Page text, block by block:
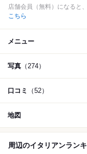
店舗会員（無料）になると
こちら
メニュー
写真 （274）
口コミ （52）
地図
周辺のイタリアンラン